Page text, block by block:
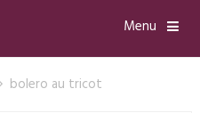
Menu
bolero au tricot